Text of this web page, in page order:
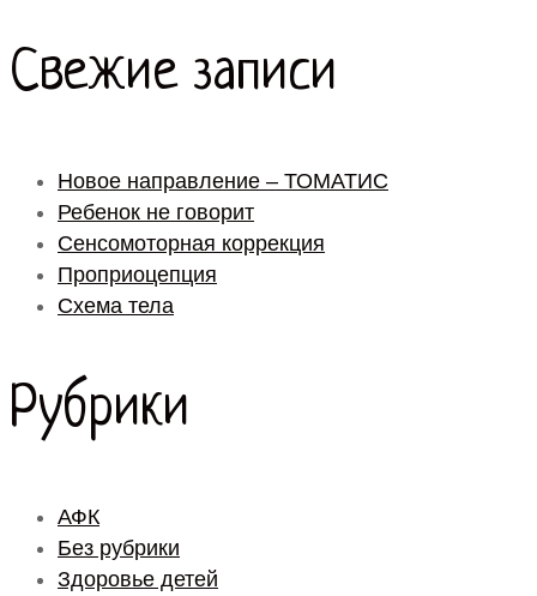
Свежие записи
Новое направление – ТОМАТИС
Ребенок не говорит
Сенсомоторная коррекция
Проприоцепция
Схема тела
Рубрики
АФК
Без рубрики
Здоровье детей